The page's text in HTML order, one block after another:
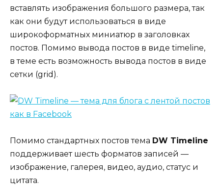
вставлять изображения большого размера, так
как они будут использоваться в виде
широкоформатных миниатюр в заголовках
постов. Помимо вывода постов в виде timeline,
в теме есть возможность вывода постов в виде
сетки (grid).
Помимо стандартных постов тема DW Timeline
поддерживает шесть форматов записей —
изображение, галерея, видео, аудио, статус и
цитата.